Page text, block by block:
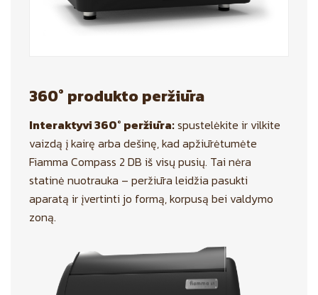
360° produkto peržiūra
Interaktyvi 360° peržiūra:spustelėkite ir vilkite
vaizdą į kairę arba dešinę, kad apžiūrėtumėte
Fiamma Compass 2 DB iš visų pusių. Tai nėra
statinė nuotrauka – peržiūra leidžia pasukti
aparatą ir įvertinti jo formą, korpusą bei valdymo
zoną.